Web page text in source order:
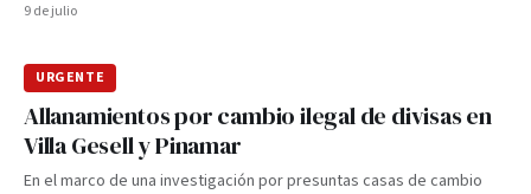
9 de julio
URGENTE
Allanamientos por cambio ilegal de divisas en
Villa Gesell y Pinamar
En el marco de una investigación por presuntas casas de cambio